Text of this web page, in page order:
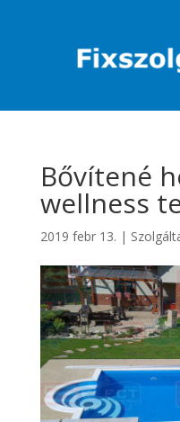
Bővítené
wellness
2019 febr 13. |